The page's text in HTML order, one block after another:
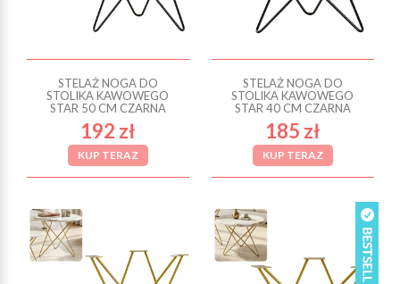
STELAŻ NOGA DO
STOLIKA KAWOWEGO
STAR 50 CM CZARNA
192 zł
KUP TERAZ
STELAŻ NOGA DO
STOLIKA KAWOWEGO
STAR 40 CM CZARNA
185 zł
KUP TERAZ